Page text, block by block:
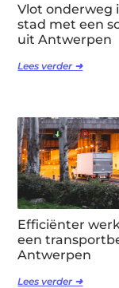
Vlot onderweg
stad met een
uit Antwerpen
Lees verder ➜
Efficiënter
een
Antwerpen
Lees verder ➜